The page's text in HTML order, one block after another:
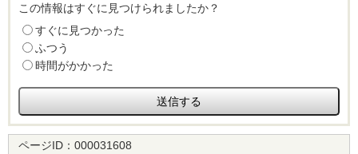
この情報はすぐに見つけられましたか？
すぐに見つかった
ふつう
時間がかかった
ページID： 000031608